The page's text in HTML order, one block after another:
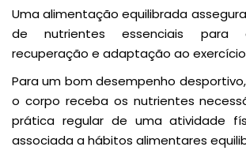
Uma alimentação equilibrada
de nutrientes essenciais para
recuperação e adaptação ao
Para um bom desempenho
o corpo receba os nutrientes
prática regular de uma atividade
associada a hábitos alimentares